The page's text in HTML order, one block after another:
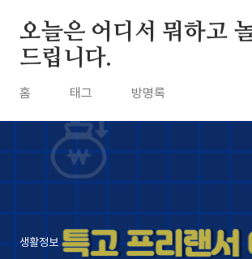
오늘은 어디서 뭐하고
드립니다.
홈 태그 방명록
생활정보